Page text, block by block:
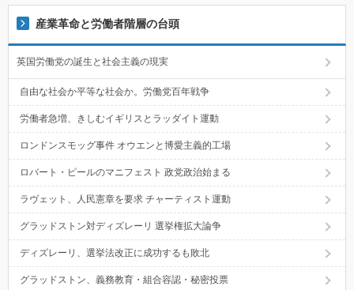
産業革命と労働者階層の台頭
英国労働党の誕生と社会主義の現実
自由な社会か平等な社会か。労働党百年戦争
労働者急増、きしむイギリスとラッダイト運動
ロンドンスモッグ事件 オウエンと博愛主義的工場
ロバート・ピールのマニフェスト 政党政治始まる
ラヴェット、人民憲章を要求 チャーティスト運動
グラッドストン対ディズレーリ 選挙権拡大論争
ディズレーリ、選挙法改正に成功するも敗北
グラッドストン、義務教育・組合容認・秘密投票